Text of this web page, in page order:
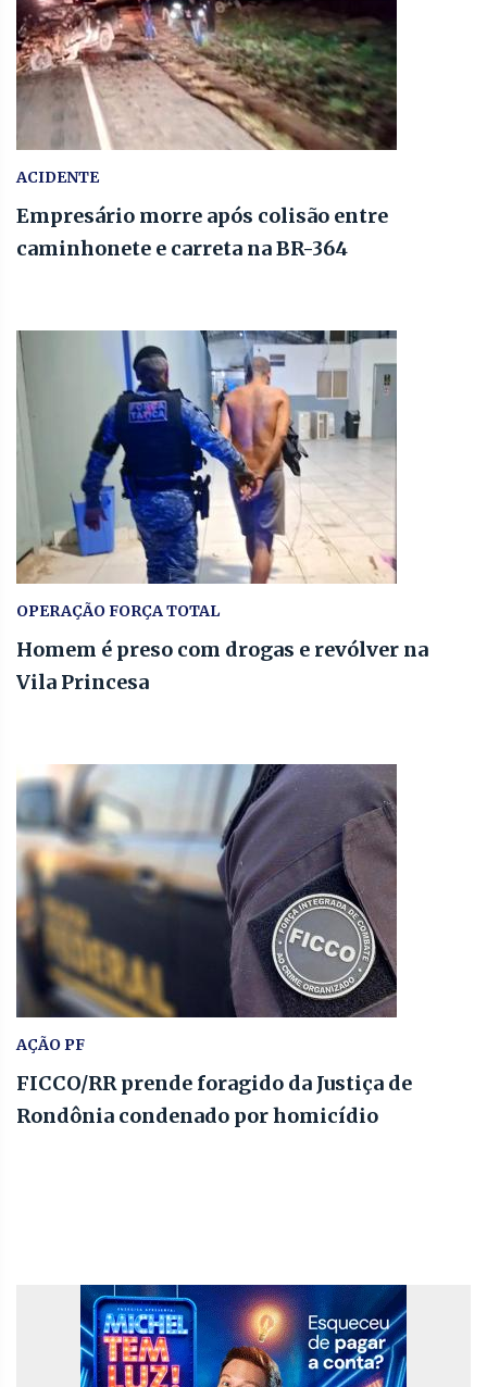
ACIDENTE
Empresário morre após colisão entre
caminhonete e carreta na BR-364
OPERAÇÃO FORÇA TOTAL
Homem é preso com drogas e revólver na
Vila Princesa
AÇÃO PF
FICCO/RR prende foragido da Justiça de
Rondônia condenado por homicídio